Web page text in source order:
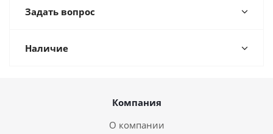
Задать вопрос
Наличие
Компания
О компании